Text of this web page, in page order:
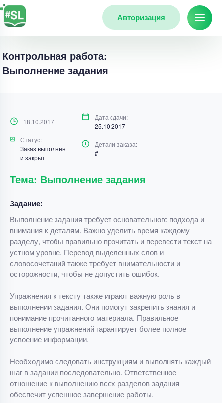
Авторизация
Контрольная работа:
Выполнение задания
18.10.2017
Дата сдачи:
25.10.2017
Статус:
Заказ выполнен
и закрыт
Детали заказа:
#
Тема: Выполнение задания
Задание:
Выполнение задания требует основательного подхода и
внимания к деталям. Важно уделить время каждому
разделу, чтобы правильно прочитать и перевести текст на
устном уровне. Перевод выделенных слов и
словосочетаний также требует внимательности и
осторожности, чтобы не допустить ошибок.
Упражнения к тексту также играют важную роль в
выполнении задания. Они помогут закрепить знания и
понимание прочитанного материала. Правильное
выполнение упражнений гарантирует более полное
усвоение информации.
Необходимо следовать инструкциям и выполнять каждый
шаг в задании последовательно. Ответственное
отношение к выполнению всех разделов задания
обеспечит успешное завершение работы.